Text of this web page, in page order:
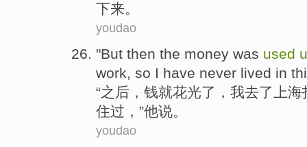
下来。
youdao
"But then the money was used
work, so I have never lived in
“之后 ， 钱就花光了 ， 我去了 上海
住过 ，”他说。
youdao